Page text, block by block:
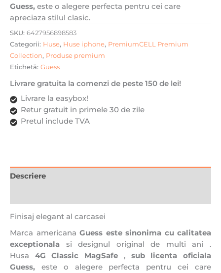
Guess, este o alegere perfecta pentru cei care
apreciaza stilul clasic.
SKU: 6427956898583
Categorii: Huse, Huse iphone, PremiumCELL Premium
Collection, Produse premium
Etichetă: Guess
Livrare gratuita la comenzi de peste 150 de lei!
Livrare la easybox!
Retur gratuit in primele 30 de zile
Pretul include TVA
Descriere
Finisaj elegant al carcasei
Marca americana Guess este sinonima cu calitatea
exceptionala si designul original de multi ani .
Husa 4G Classic MagSafe ,sub licenta oficiala
Guess, este o alegere perfecta pentru cei care